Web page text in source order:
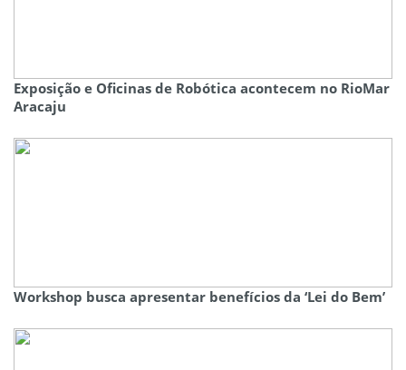
Exposição e Oficinas de Robótica acontecem no RioMar
Aracaju
Workshop busca apresentar benefícios da ‘Lei do Bem’